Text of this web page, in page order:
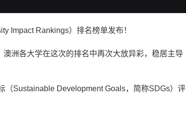
Impact Rankings）排名榜单发布！
洲各大学在这次的排名中再次大放异彩，稳居主导
（Sustainable Development Goals，简称SDGs）评